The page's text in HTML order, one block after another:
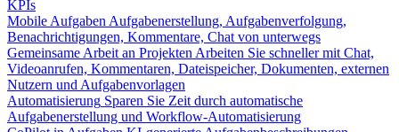
KPIs
Mobile Aufgaben Aufgabenerstellung, Aufgabenverfolgung,
Benachrichtigungen, Kommentare, Chat von unterwegs
Gemeinsame Arbeit an Projekten Arbeiten Sie schneller mit Chat,
Videoanrufen, Kommentaren, Dateispeicher, Dokumenten, externen
Nutzern und Aufgabenvorlagen
Automatisierung Sparen Sie Zeit durch automatische
Aufgabenerstellung und Workflow-Automatisierung